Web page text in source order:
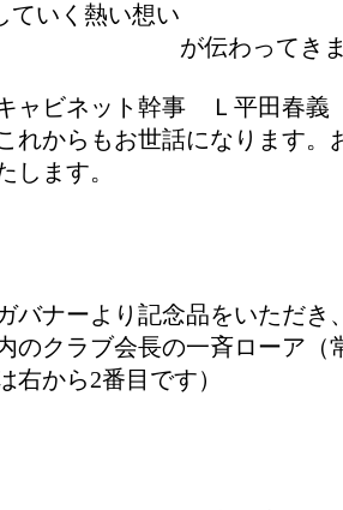
ていく熱い想い
ってきまし
ャビネット幹事 Ｌ平田春
れからもお世話になります。
します。
バナーより記念品をいただき
のクラブ会長の一斉ローア（
右から2番目です）